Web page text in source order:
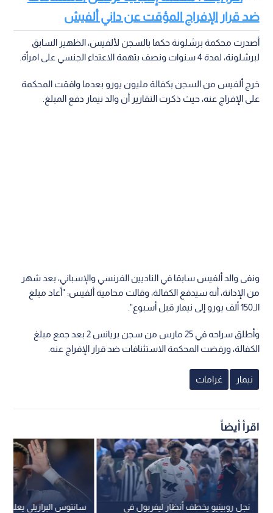
ضد قرار الإفراج المؤقت عن داني ألفيش
أصدرت محكمة برشلونة حكما بالسجن لألفيس، الظهير السابق
لبرشلونة، لمدة 4 سنوات ونصف بتهمة الاعتداء الجنسي على امرأة.
خرج ألفيس من السجن بكفالة مليون يورو بعدما وافقت المحكمة
على الإفراج عنه، حيث ذكرت التقارير أن والد نيمار دفع المبلغ.
ونفى والد ألفيس سابقا في الناديين الفرنسي والإسباني، بعد شهر
من الإدانة، أنه سيدفع الكفالة، وقالت محامية ألفيس: "أعاد مبلغ
الـ150 ألف يورو إلى نيمار قبل أسبوع".
وأطلق سراحه في 25 مارس من سجن بريانس 2 بعد جمع مبلغ
الكفالة، ورفضت المحكمة الاستئنافات ضد قرار الإفراج عنه.
نيمار غرامات
اقرأ أيضاً
سانتوس البرازيلي يعلن نجل روبينيو يخطف أنظار ليفربول في